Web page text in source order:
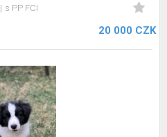
s PP FCI
20 000 CZK